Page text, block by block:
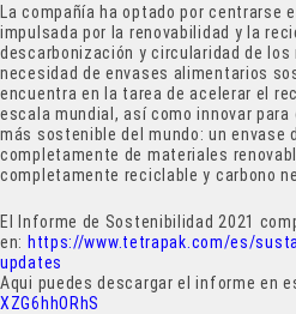
La compañía ha optado por centrarse
impulsada por la renovabilidad y la
descarbonización y circularidad de los
necesidad de envases alimentarios
encuentra en la tarea de acelerar el
escala mundial, así como innovar
más sostenible del mundo: un envase
completamente de materiales
completamente reciclable y carbono
El Informe de Sostenibilidad 2021
en: https://www.tetrapak.com/es/
updates
Aqui puedes descargar el informe en
XZG6hhORhS